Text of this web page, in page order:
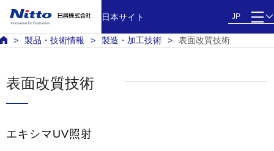
日本サイト JP
製品・技術情報 製造・加工技術 表面改質技術
表面改質技術
エキシマUV照射